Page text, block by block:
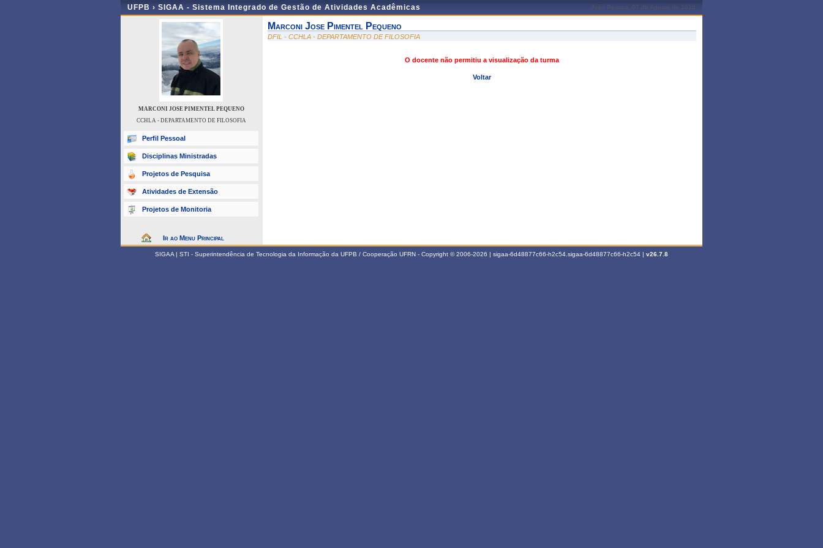
UFPB › SIGAA - Sistema Integrado de Gestão de Atividades Acadêmicas João Pessoa, 07 de Agosto de 2026
MARCONI JOSE PIMENTEL PEQUENO
CCHLA - DEPARTAMENTO DE FILOSOFIA
Perfil Pessoal
Disciplinas Ministradas
Projetos de Pesquisa
Atividades de Extensão
Projetos de Monitoria
Ir ao Menu Principal
Marconi Jose Pimentel Pequeno
DFIL - CCHLA - DEPARTAMENTO DE FILOSOFIA
O docente não permitiu a visualização da turma
Voltar
SIGAA | STI - Superintendência de Tecnologia da Informação da UFPB / Cooperação UFRN - Copyright © 2006-2026 | sigaa-6d48877c66-h2c54.sigaa-6d48877c66-h2c54 | v26.7.8